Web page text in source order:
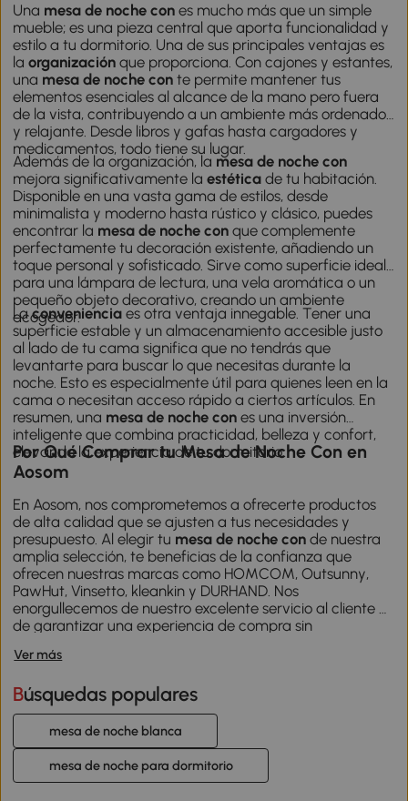
Una mesa de noche con es mucho más que un simple
mueble; es una pieza central que aporta funcionalidad y
estilo a tu dormitorio. Una de sus principales ventajas es
laorganización que proporciona. Con cajones y estantes,
una mesa de noche con te permite mantener tus
elementos esenciales al alcance de la mano pero fuera
de la vista, contribuyendo a un ambiente más ordenado
y relajante. Desde libros y gafas hasta cargadores y
medicamentos, todo tiene su lugar.
Además de la organización, la mesa de noche con
mejora significativamente laestética de tu habitación.
Disponible en una vasta gama de estilos, desde
minimalista y moderno hasta rústico y clásico, puedes
encontrar la mesa de noche con que complemente
perfectamente tu decoración existente, añadiendo un
toque personal y sofisticado. Sirve como superficie ideal
para una lámpara de lectura, una vela aromática o un
pequeño objeto decorativo, creando un ambiente
acogedor.
Laconveniencia es otra ventaja innegable. Tener una
superficie estable y un almacenamiento accesible justo
al lado de tu cama significa que no tendrás que
levantarte para buscar lo que necesitas durante la
noche. Esto es especialmente útil para quienes leen en la
cama o necesitan acceso rápido a ciertos artículos. En
resumen, una mesa de noche con es una inversión
inteligente que combina practicidad, belleza y confort,
elevando la experiencia de tu dormitorio.
Por Qué Comprar tu Mesa de Noche Con en
Aosom
En Aosom, nos comprometemos a ofrecerte productos
de alta calidad que se ajusten a tus necesidades y
presupuesto. Al elegir tu mesa de noche con de nuestra
amplia selección, te beneficias de la confianza que
ofrecen nuestras marcas como HOMCOM,Outsunny,
PawHut,Vinsetto, kleankin y DURHAND. Nos
enorgullecemos de nuestro excelente servicio al cliente y
de garantizar una experiencia de compra sin
perfecta para tu hogar y disfruta de la combinación
puede ofrecerte. Explora nuestra gama hoy mismo y
transforma tu dormitorio.
Ver más
Búsquedas populares
mesa de noche blanca
mesa de noche para dormitorio